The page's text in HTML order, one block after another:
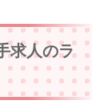
求人のラ